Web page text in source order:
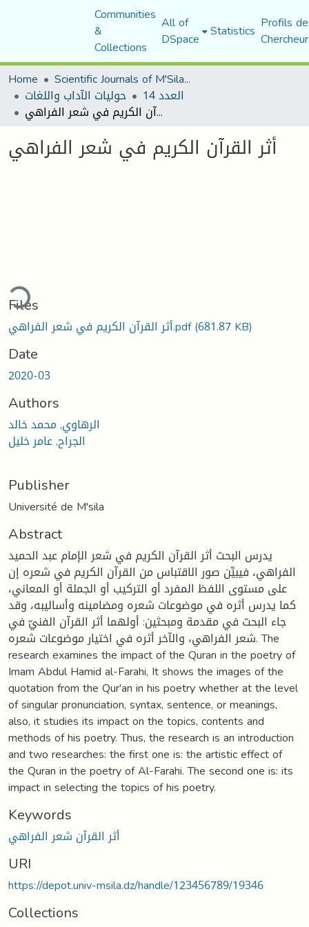
Communities
&
Collections
All of
DSpace Statistics Profils
Home
Scientific Journals of M'Sila University
حوليات الآداب واللغات العدد 14
أثر القرآن الكريم في شعر الفراهي
أثر القرآن الكريم في شعر الفراهي
Files
أثر القرآن الكريم في شعر الفراهي.pdf(681.87 KB)
Date
2020-03
Authors
الرهاوي, محمد خالد
الجراح, عامر خليل
Publisher
Université de M'sila
Abstract
يدرس البحث أثر القرآن الكريم في شعر الإمام عبد الحميد
الفراهي، فيبيِّن صور الاقتباس من القرآن الكريم في شعره إن
على مستوى اللفظ المفرد أو التركيب أو الجملة أو المعاني،
كما يدرس أثره في موضوعات شعره ومضامينه وأساليبه، وقد
جاء البحث في مقدمة ومبحثين: أولهما أثر القرآن الفنيّ في
شعر الفراهي، والآخر أثره في اختيار موضوعات شعره. The
research examines the impact of the Quran in the poetry of
Imam Abdul Hamid al-Farahi, It shows the images of the
quotation from the Qur'an in his poetry whether at the level
of singular pronunciation, syntax, sentence, or meanings,
also, it studies its impact on the topics, contents and
methods of his poetry. Thus, the research is an introduction
and two researches: the first one is: the artistic effect of
the Quran in the poetry of Al-Farahi. The second one is: its
impact in selecting the topics of his poetry.
Keywords
أثر القرآن شعر الفراهي
URI
https://depot.univ-msila.dz/handle/123456789/19346
Collections